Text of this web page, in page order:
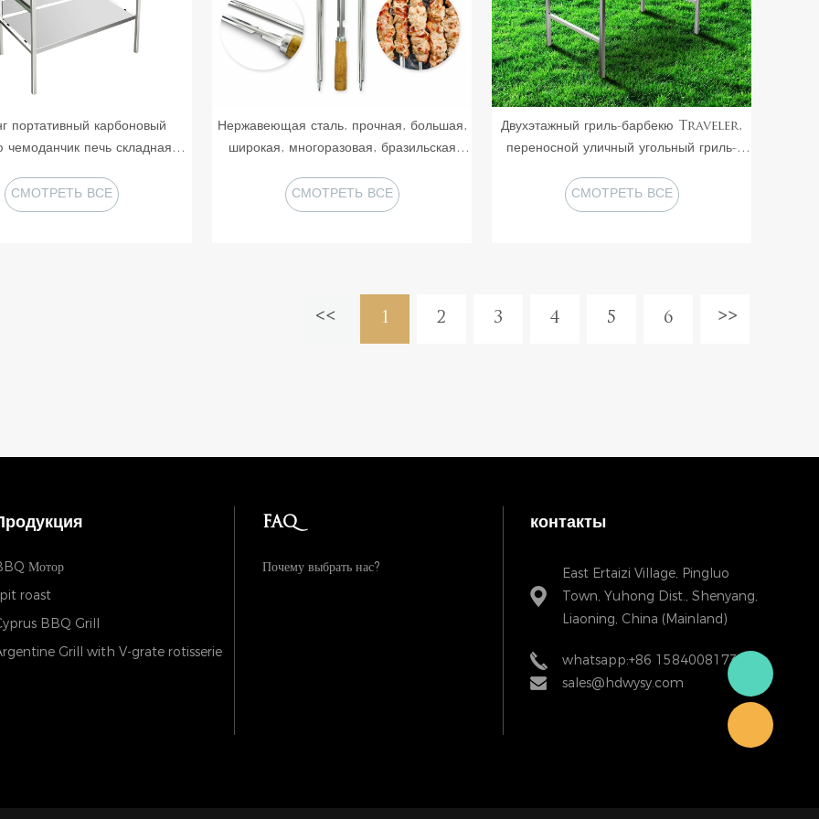
портативный карбоновый
чемоданчик печь складная
гриль
СМОТРЕТЬ ВСЕ
Нержавеющая сталь, прочная, большая,
широкая, многоразовая, бразильская
для шашлыка, подходят для квадратных
отверстий 5 мм
СМОТРЕТЬ ВСЕ
Двухэтажный гриль-барбекю Traveler,
переносной уличный угольный гриль-
гриль-барбекю с вращающимися
шампурами
СМОТРЕТЬ ВСЕ
1 2 3 4 5 6
Мотор
roast
BBQ Grill
Grill with V-grate rotisserie
FAQ
Почему выбрать нас?
контакты
East Ertaizi Village, Pingluo
Town, Yuhong Dist., Shenyang,
Liaoning, China (Mainland)
whatsapp:+86 15840081738
sales@hdwysy.com